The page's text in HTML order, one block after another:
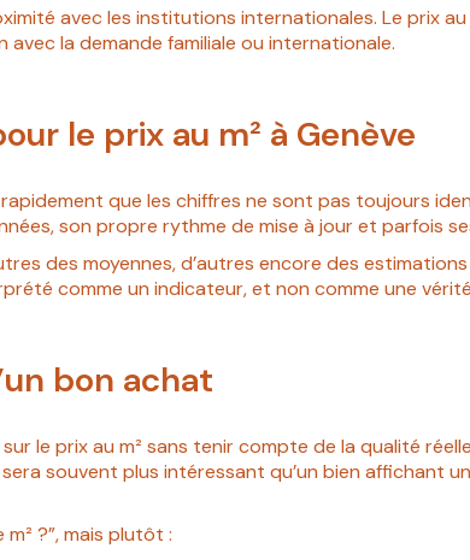
avec les institutions internationales. Le prix
la demande familiale ou internationale.
le prix au m² à Genève
que les chiffres ne sont pas toujours
son propre rythme de mise à jour et parfois
des moyennes, d’autres encore des
comme un indicateur, et non comme une
bon achat
le prix au m² sans tenir compte de la qualité
souvent plus intéressant qu’un bien affichant
?”, mais plutôt :